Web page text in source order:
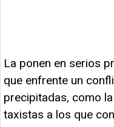
La ponen en serios
que enfrente un
precipitadas, como
taxistas a los que